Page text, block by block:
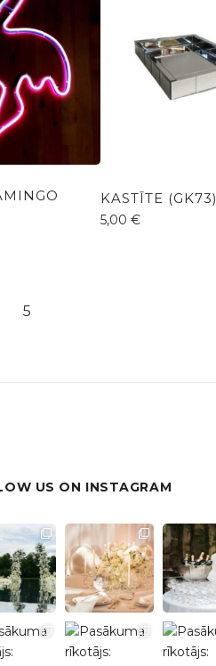
KASTĪTE (GK73)
5,00 €
5
US ON INSTAGRAM